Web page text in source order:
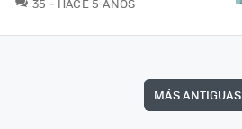
MÁS ANTIGUAS